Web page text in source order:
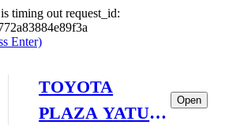
timing out request_id:
Enter)
TOYOTA
PLAZA YATU
Open